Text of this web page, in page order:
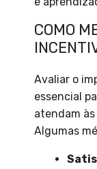
COMO
Avaliar o
essencial
atendam
Algumas